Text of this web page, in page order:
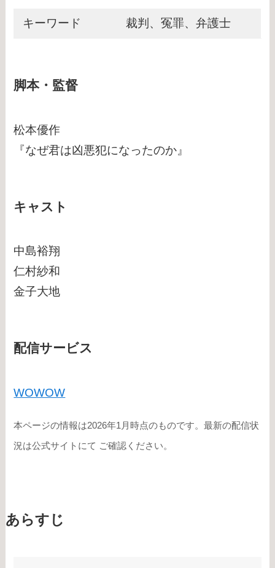
キーワード 裁判、冤罪、弁護士
脚本・監督
松本優作
『なぜ君は凶悪犯になったのか』
キャスト
中島裕翔
仁村紗和
金子大地
配信サービス
WOWOW
本ページの情報は2026年1月時点のものです。最新の配信状
況は公式サイトにて ご確認ください。
あらすじ